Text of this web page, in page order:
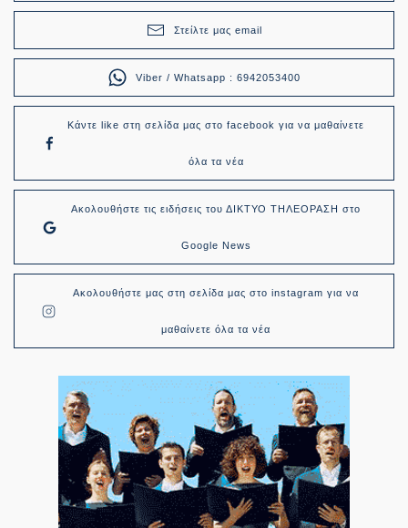
Στείλτε μας email
Viber / Whatsapp : 6942053400
Κάντε like στη σελίδα μας στο facebook για να μαθαίνετε
όλα τα νέα
Ακολουθήστε τις ειδήσεις του ΔΙΚΤΥΟ ΤΗΛΕΟΡΑΣΗ στο
Google News
Ακολουθήστε μας στη σελίδα μας στο instagram για να
μαθαίνετε όλα τα νέα